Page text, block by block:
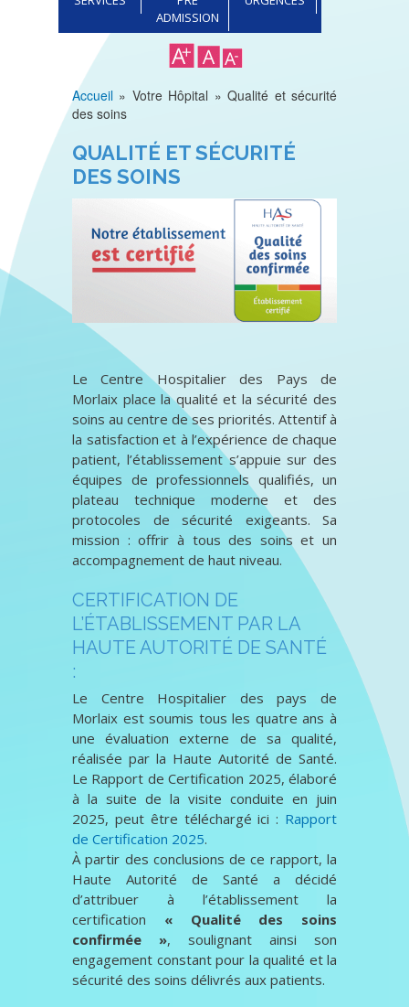
ADMISSION
Fil
Accueil Votre Hôpital
Qualité et sécurité
des soins
QUALITÉ ET SÉCURITÉ
DES SOINS
Le Centre Hospitalier des Pays de
Morlaix place la qualité et la sécurité des
soins au centre de ses priorités. Attentif à
la satisfaction et à l’expérience de chaque
patient, l’établissement s’appuie sur des
équipes de professionnels qualifiés, un
plateau technique moderne et des
protocoles de sécurité exigeants. Sa
mission : offrir à tous des soins et un
accompagnement de haut niveau.
CERTIFICATION DE
L’ÉTABLISSEMENT PAR LA
HAUTE AUTORITÉ DE SANTÉ
:
Le Centre Hospitalier des pays de
Morlaix est soumis tous les quatre ans à
une évaluation externe de sa qualité,
réalisée par la Haute Autorité de Santé.
Le Rapport de Certification 2025, élaboré
à la suite de la visite conduite en juin
2025, peut être téléchargé ici : Rapport
de Certification 2025.
À partir des conclusions de ce rapport, la
Haute Autorité de Santé a décidé
d’attribuer à l’établissement la
certification « Qualité des soins
confirmée », soulignant ainsi son
engagement constant pour la qualité et la
sécurité des soins délivrés aux patients.